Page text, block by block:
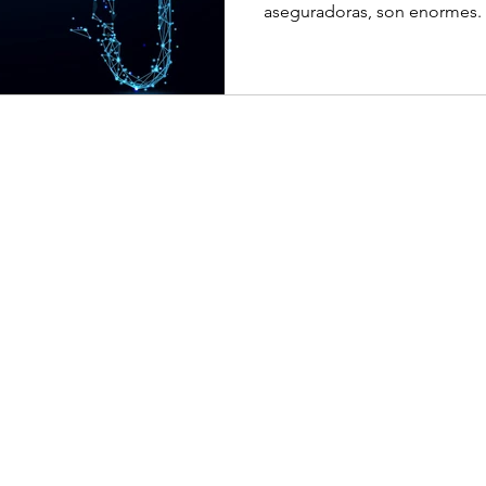
aseguradoras, son enormes.